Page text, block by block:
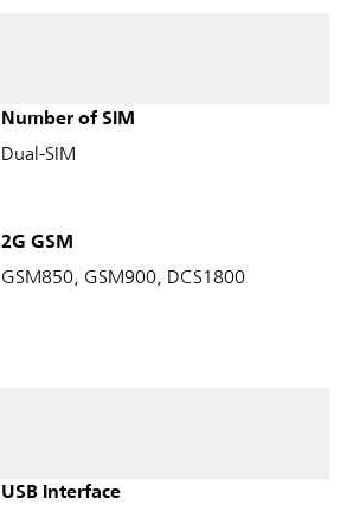
Number of SIM
Dual-SIM
2G GSM
GSM850, GSM900, DCS1800
USB Interface